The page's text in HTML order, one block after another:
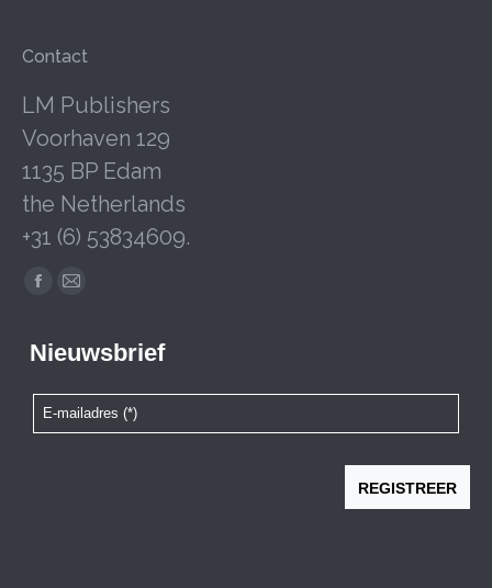
Contact
LM Publishers
Voorhaven 129
1135 BP Edam
the Netherlands
+31 (6) 53834609.
opens
new
window
opens
new
window